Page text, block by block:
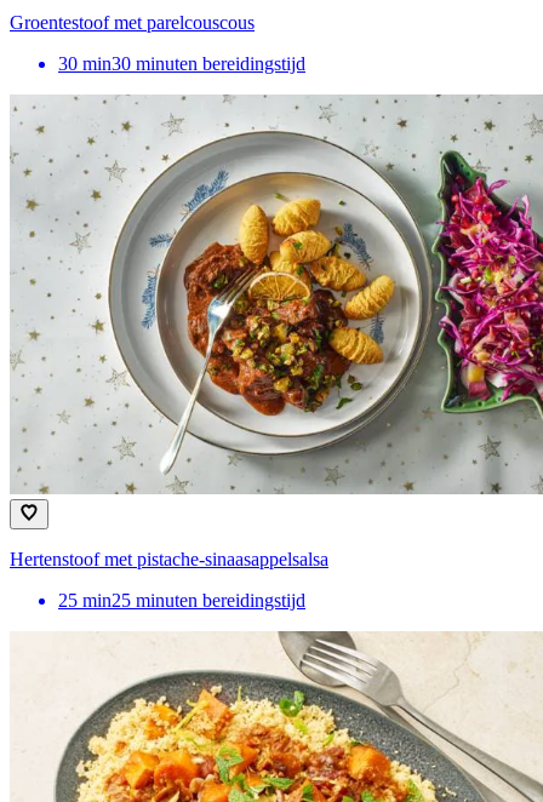
Groentestoof met parelcouscous
30 min30 minuten bereidingstijd
Hertenstoof met pistache-sinaasappelsalsa
25 min25 minuten bereidingstijd